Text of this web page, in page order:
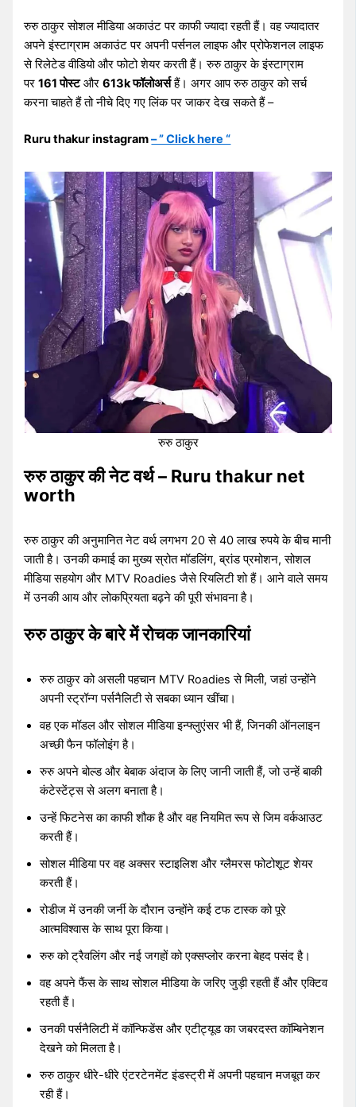
रुरु ठाकुर सोशल मीडिया अकाउंट पर काफी ज्यादा रहती हैं। वह ज्यादातर
अपने इंस्टाग्राम अकाउंट पर अपनी पर्सनल लाइफ और प्रोफेशनल लाइफ
से रिलेटेड वीडियो और फोटो शेयर करती हैं। रुरु ठाकुर के इंस्टाग्राम
पर161 पोस्टऔर613k फॉलोअर्सहैं। अगर आप रुरु ठाकुर को सर्च
करना चाहते हैं तो नीचे दिए गए लिंक पर जाकर देख सकते हैं –
Ruru thakur instagram– ” Click here “
रुरु ठाकुर
रुरु ठाकुर की नेट वर्थ – Ruru thakur net
worth
रुरु ठाकुर की अनुमानित नेट वर्थ लगभग 20 से 40 लाख रुपये के बीच मानी
जाती है। उनकी कमाई का मुख्य स्रोत मॉडलिंग, ब्रांड प्रमोशन, सोशल
मीडिया सहयोग और MTV Roadies जैसे रियलिटी शो हैं। आने वाले समय
में उनकी आय और लोकप्रियता बढ़ने की पूरी संभावना है।
रुरु ठाकुर के बारे में रोचक जानकारियां
रुरु ठाकुर को असली पहचान MTV Roadies से मिली, जहां उन्होंने
अपनी स्ट्रॉन्ग पर्सनैलिटी से सबका ध्यान खींचा।
वह एक मॉडल और सोशल मीडिया इन्फ्लुएंसर भी हैं, जिनकी ऑनलाइन
अच्छी फैन फॉलोइंग है।
रुरु अपने बोल्ड और बेबाक अंदाज के लिए जानी जाती हैं, जो उन्हें बाकी
कंटेस्टेंट्स से अलग बनाता है।
उन्हें फिटनेस का काफी शौक है और वह नियमित रूप से जिम वर्कआउट
करती हैं।
सोशल मीडिया पर वह अक्सर स्टाइलिश और ग्लैमरस फोटोशूट शेयर
करती हैं।
रोडीज में उनकी जर्नी के दौरान उन्होंने कई टफ टास्क को पूरे
आत्मविश्वास के साथ पूरा किया।
रुरु को ट्रैवलिंग और नई जगहों को एक्सप्लोर करना बेहद पसंद है।
वह अपने फैंस के साथ सोशल मीडिया के जरिए जुड़ी रहती हैं और एक्टिव
रहती हैं।
उनकी पर्सनैलिटी में कॉन्फिडेंस और एटीट्यूड का जबरदस्त कॉम्बिनेशन
देखने को मिलता है।
रुरु ठाकुर धीरे-धीरे एंटरटेनमेंट इंडस्ट्री में अपनी पहचान मजबूत कर
रही हैं।